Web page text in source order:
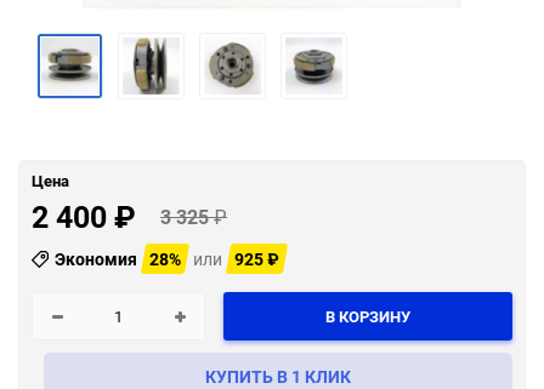
Цена
2 400₽ 3 325₽
Экономия 28% или 925₽
В КОРЗИНУ
КУПИТЬ В 1 КЛИК